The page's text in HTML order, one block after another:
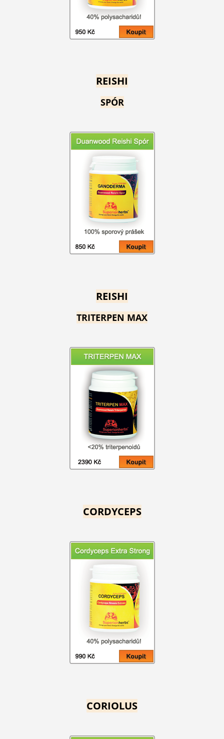
REISHI
SPÓR
REISHI
TRITERPEN MAX
CORDYCEPS
CORIOLUS